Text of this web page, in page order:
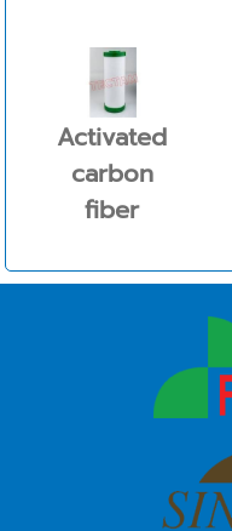
Activated
carbon
fiber